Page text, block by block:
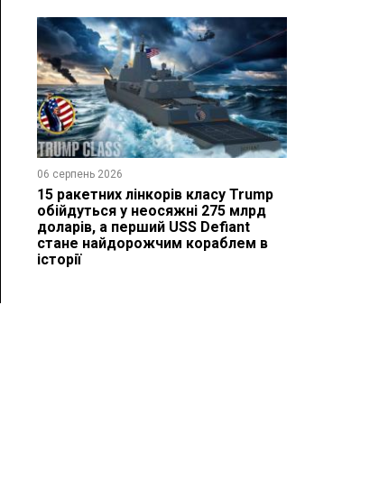
06 серпень 2026
15 ракетних лінкорів класу Trump
обійдуться у неосяжні 275 млрд
доларів, а перший USS Defiant
стане найдорожчим кораблем в
історії